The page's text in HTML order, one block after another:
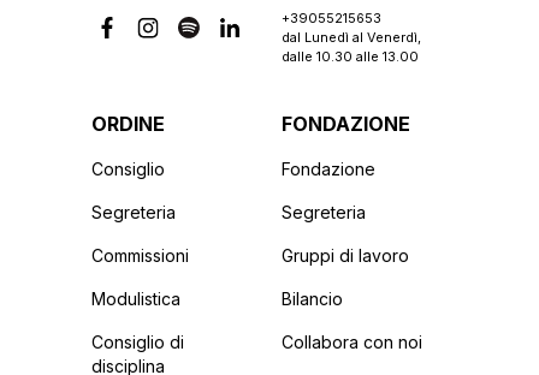
+39055215653
dal Lunedì al Venerdì,
dalle 10.30 alle 13.00
ORDINE
Consiglio
Segreteria
Commissioni
Modulistica
Consiglio di
disciplina
FONDAZIONE
Fondazione
Segreteria
Gruppi di lavoro
Bilancio
Collabora con noi